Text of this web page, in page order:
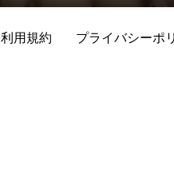
利用規約 プライバシーポ